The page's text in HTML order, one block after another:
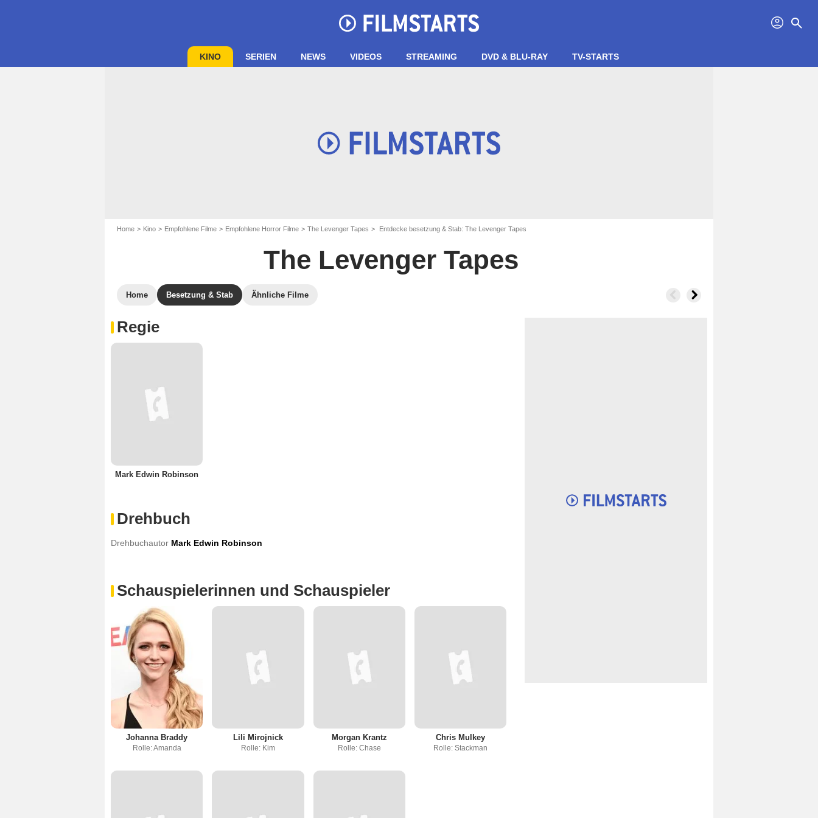
profil search
KINO SERIEN NEWS VIDEOS STREAMING DVD & BLU-RAY TV-STARTS
Home Kino Empfohlene Filme Empfohlene Horror Filme The Levenger Tapes Entdecke besetzung & Stab: The Levenger Tapes
The Levenger Tapes
Home Besetzung & Stab Ähnliche Filme
Regie
Mark Edwin Robinson
Drehbuch
Drehbuchautor Mark Edwin Robinson
Schauspielerinnen und Schauspieler
Johanna Braddy
Rolle: Amanda
Lili Mirojnick
Rolle: Kim
Morgan Krantz
Rolle: Chase
Chris Mulkey
Rolle: Stackman